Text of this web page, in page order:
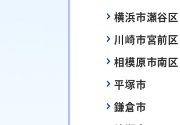
横浜市瀬谷区
川崎市宮前区
相模原市南区
平塚市
鎌倉市